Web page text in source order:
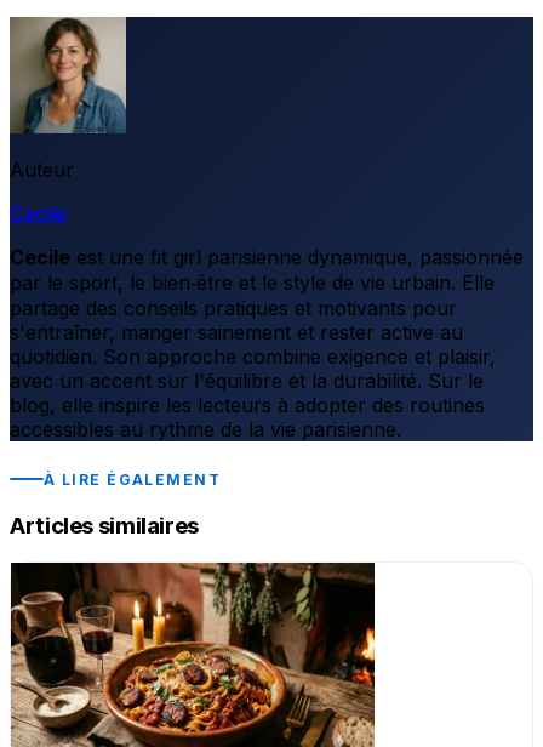
Auteur
Cecile
Cecile est une fit girl parisienne dynamique, passionnée
par le sport, le bien‑être et le style de vie urbain. Elle
partage des conseils pratiques et motivants pour
s'entraîner, manger sainement et rester active au
quotidien. Son approche combine exigence et plaisir,
avec un accent sur l'équilibre et la durabilité. Sur le
blog, elle inspire les lecteurs à adopter des routines
accessibles au rythme de la vie parisienne.
À LIRE ÉGALEMENT
Articles similaires